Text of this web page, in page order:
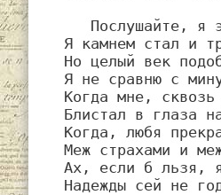
Я камнем стал и
Но целый век
Я не сравню с
Когда мне, сквозь
Блистал в глаза
Когда, любя
Меж страхами и
Ах, если б льзя,
Надежды сей не